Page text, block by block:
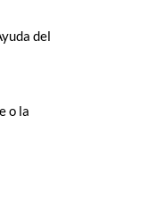
del
o la